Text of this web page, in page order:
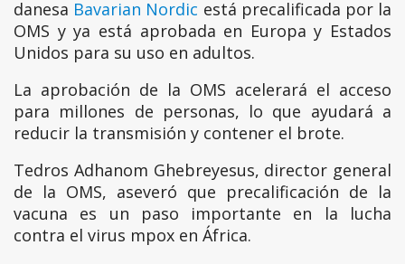
danesa Bavarian Nordic está precalificada por la
OMS y ya está aprobada en Europa y Estados
Unidos para su uso en adultos.
La aprobación de la OMS acelerará el acceso
para millones de personas, lo que ayudará a
reducir la transmisión y contener el brote.
Tedros Adhanom Ghebreyesus, director general
de la OMS, aseveró que precalificación de la
vacuna es un paso importante en la lucha
contra el virus mpox en África.